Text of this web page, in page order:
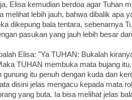
Elisa kemudian berdoa agar Tuhan
melihat lebih jauh, bahwa dibalik apa
dikepung bala tentara, sebenarnya
pasukan yang jauh lebih besar
Elisa: "Ya TUHAN: Bukalah
TUHAN membuka mata bujang
gunung itu penuh dengan kuda dan
disini jelas mengacu kepada mata
yang buta. Ia bisa melihat jelas